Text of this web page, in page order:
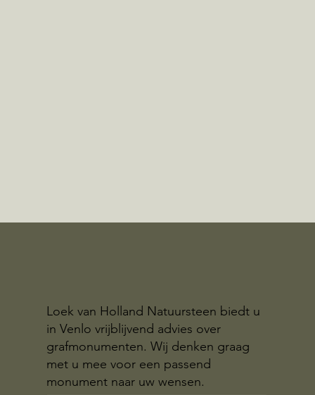
Loek van Holland Natuursteen biedt u
in Venlo vrijblijvend advies over
grafmonumenten. Wij denken graag
met u mee voor een passend
monument naar uw wensen.